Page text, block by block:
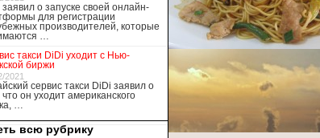
о запуске своей онлайн-
для регистрации
производителей, которые
…
такси DiDi уходит с Нью-
биржи
2021
сервис такси DiDi заявил о
он уходит американского
…
всю рубрику